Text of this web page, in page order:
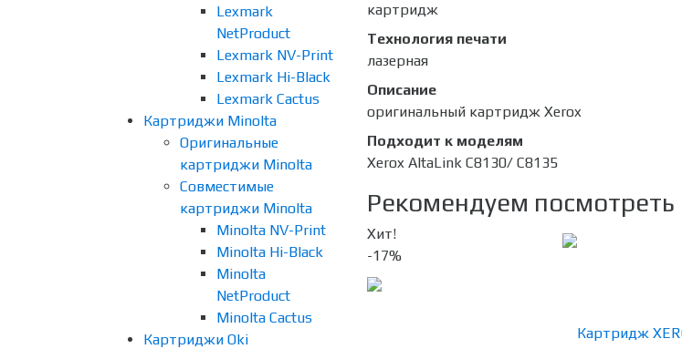
Lexmark
NetProduct
Lexmark NV-Print
Lexmark Hi-Black
Lexmark Cactus
Картриджи Minolta
Оригинальные
картриджи Minolta
Совместимые
картриджи Minolta
Minolta NV-Print
Minolta Hi-Black
Minolta
NetProduct
Minolta Cactus
Картриджи Oki
картридж
Технология печати
лазерная
Описание
оригинальный картридж Xerox
Подходит к моделям
Xerox AltaLink C8130/ C8135
Рекомендуем посмотреть
Хит!
-17%